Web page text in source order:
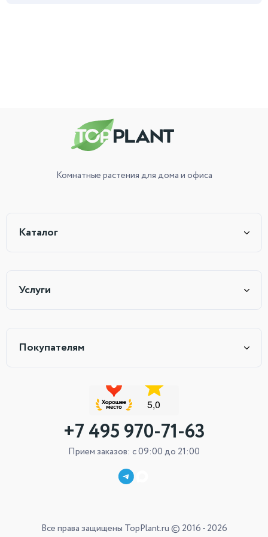
Комнатные растениядля дома и офиса
Каталог
Услуги
Покупателям
+7 495 970-71-63
Прием заказов: с 09:00 до 21:00
Все права защищены TopPlant.ru © 2016 - 2026